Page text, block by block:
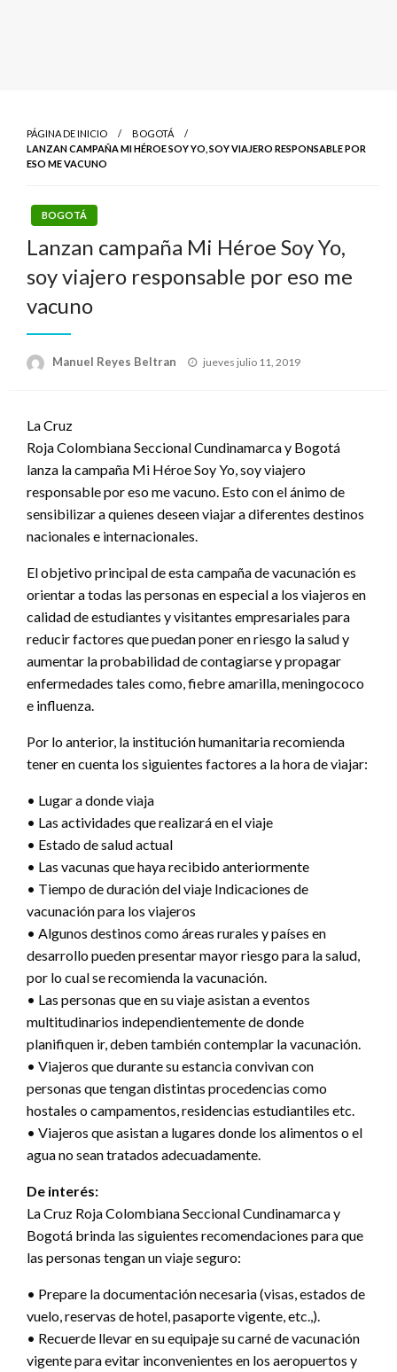
PÁGINA DE INICIO
BOGOTÁ
LANZAN CAMPAÑA MI HÉROE SOY YO, SOY VIAJERO RESPONSABLE POR
ESO ME VACUNO
BOGOTÁ
Lanzan campaña Mi Héroe Soy Yo,
soy viajero responsable por eso me
vacuno
Manuel Reyes Beltran
Publicado
jueves julio 11, 2019
La Cruz
Roja Colombiana Seccional Cundinamarca y Bogotá
lanza la campaña Mi Héroe Soy Yo, soy viajero
responsable por eso me vacuno. Esto con el ánimo de
sensibilizar a quienes deseen viajar a diferentes destinos
nacionales e internacionales.
El objetivo principal de esta campaña de vacunación es
orientar a todas las personas en especial a los viajeros en
calidad de estudiantes y visitantes empresariales para
reducir factores que puedan poner en riesgo la salud y
aumentar la probabilidad de contagiarse y propagar
enfermedades tales como, fiebre amarilla, meningococo
e influenza.
Por lo anterior, la institución humanitaria recomienda
tener en cuenta los siguientes factores a la hora de viajar:
• Lugar a donde viaja
• Las actividades que realizará en el viaje
• Estado de salud actual
• Las vacunas que haya recibido anteriormente
• Tiempo de duración del viaje Indicaciones de
vacunación para los viajeros
• Algunos destinos como áreas rurales y países en
desarrollo pueden presentar mayor riesgo para la salud,
por lo cual se recomienda la vacunación.
• Las personas que en su viaje asistan a eventos
multitudinarios independientemente de donde
planifiquen ir, deben también contemplar la vacunación.
• Viajeros que durante su estancia convivan con
personas que tengan distintas procedencias como
hostales o campamentos, residencias estudiantiles etc.
• Viajeros que asistan a lugares donde los alimentos o el
agua no sean tratados adecuadamente.
De interés:
La Cruz Roja Colombiana Seccional Cundinamarca y
Bogotá brinda las siguientes recomendaciones para que
las personas tengan un viaje seguro:
• Prepare la documentación necesaria (visas, estados de
vuelo, reservas de hotel, pasaporte vigente, etc.,).
• Recuerde llevar en su equipaje su carné de vacunación
vigente para evitar inconvenientes en los aeropuertos y